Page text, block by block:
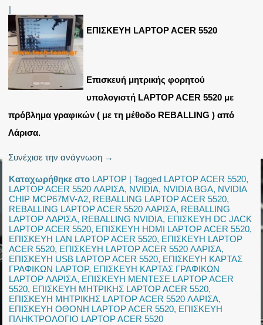
|
ΕΠΙΣΚΕΥΗ LAPTOP ACER 5520
Επισκευή μητρικής φορητού
υπολογιστή LAPTOP ACER 5520 με
πρόβλημα γραφικών ( με τη μέθοδο REBALLING ) από
Λάρισα.
Συνέχισε την ανάγνωση →
Καταχωρήθηκε στο LAPTOP |Tagged LAPTOP ACER 5520,
LAPTOP ACER 5520 ΛΑΡΙΣΑ, NVIDIA, NVIDIA BGA, NVIDIA
CHIP MCP67MV-A2, REBALLING LAPTOP ACER 5520,
REBALLING LAPTOP ACER 5520 ΛΑΡΙΣΑ, REBALLING
LAPTOP ΛΑΡΙΣΑ, REBALLING NVIDIA, ΕΠΙΣΚΕΥΗ DC JACK
LAPTOP ACER 5520, ΕΠΙΣΚΕΥΗ HDMI LAPTOP ACER 5520,
ΕΠΙΣΚΕΥΗ LAN LAPTOP ACER 5520, ΕΠΙΣΚΕΥΗ LAPTOP
ACER 5520, ΕΠΙΣΚΕΥΗ LAPTOP ACER 5520 ΛΑΡΙΣΑ,
ΕΠΙΣΚΕΥΗ USB LAPTOP ACER 5520, ΕΠΙΣΚΕΥΗ ΚΑΡΤΑΣ
ΓΡΑΦΙΚΩΝ LAPTOP, ΕΠΙΣΚΕΥΗ ΚΑΡΤΑΣ ΓΡΑΦΙΚΩΝ
LAPTOP ΛΑΡΙΣΑ, ΕΠΙΣΚΕΥΗ ΜΕΝΤΕΣΕ LAPTOP ACER
5520, ΕΠΙΣΚΕΥΗ ΜΗΤΡΙΚΗΣ LAPTOP ACER 5520,
ΕΠΙΣΚΕΥΗ ΜΗΤΡΙΚΗΣ LAPTOP ACER 5520 ΛΑΡΙΣΑ,
ΕΠΙΣΚΕΥΗ ΟΘΟΝΗ LAPTOP ACER 5520, ΕΠΙΣΚΕΥΗ
ΠΛΗΚΤΡΟΛΟΓΙΟ LAPTOP ACER 5520